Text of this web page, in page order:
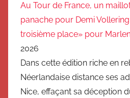
Au Tour de France, un
panache pour Demi
troisième place» pour
2026
Dans cette édition riche en
Néerlandaise distance ses
Nice, effaçant sa déception